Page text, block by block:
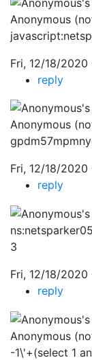
Anonymous
Fri, 12/18/2020
reply
Anonymous
Fri, 12/18/2020
reply
3
Fri, 12/18/2020
reply
Anonymous
-1\'+(select 1